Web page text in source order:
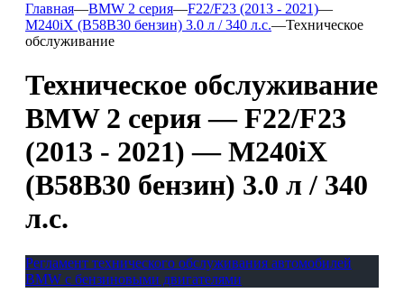
Главная—BMW 2 серия—F22/F23 (2013 - 2021)—
M240iX (B58B30 бензин) 3.0 л / 340 л.с.—Техническое
обслуживание
Техническое обслуживание
BMW 2 серия — F22/F23
(2013 - 2021) — M240iX
(B58B30 бензин) 3.0 л / 340
л.с.
Регламент технического обслуживания автомобилей
BMW с бензиновыми двигателями